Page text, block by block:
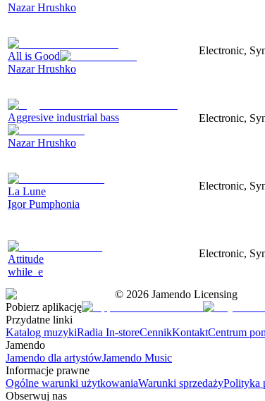
Nazar Hrushko
All is Good
Nazar Hrushko
Electronic,
Aggresive industrial bass
Nazar Hrushko
Electronic,
La Lune
Igor Pumphonia
Electronic,
Attitude
while_e
Electronic,
© 2026 Jamendo Licensing
Pobierz aplikację
Przydatne linki
Katalog muzykiRadia In-storeCennikKontaktCentrum
Jamendo
Jamendo dla artystówJamendo Music
Informacje prawne
Ogólne warunki użytkowaniaWarunki sprzedażyPolityka
Obserwuj nas